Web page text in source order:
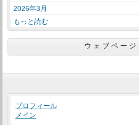
2026年3月
もっと読む
ウェブページ
プロフィール
メイン